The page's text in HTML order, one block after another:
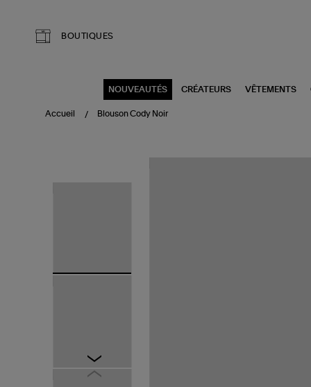
BOUTIQUES
NOUVEAUTÉS CRÉATEURS VÊTEMENTS
Accueil Blouson Cody Noir